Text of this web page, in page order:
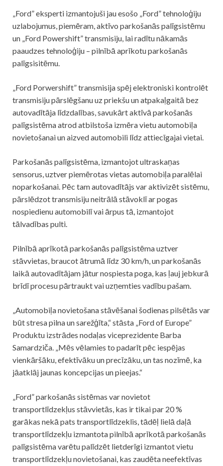
„Ford” eksperti izmantojuši jau esošo „Ford” tehnoloģiju
uzlabojumus, piemēram, aktīvo parkošanās palīgsistēmu
un „Ford Powershift” transmisiju, lai radītu nākamās
paaudzes tehnoloģiju – pilnībā aprīkotu parkošanās
palīgsisitēmu.
„Ford Porwershift” transmisija spēj elektroniski kontrolēt
transmisiju pārslēgšanu uz priekšu un atpakaļgaitā bez
autovadītāja līdzdalības, savukārt aktīvā parkošanās
palīgsistēma atrod atbilstoša izmēra vietu automobiļa
novietošanai un aizved automobili līdz attiecīgajai vietai.
Parkošanās palīgsistēma, izmantojot ultraskaņas
sensorus, uztver piemērotas vietas automobiļa paralēlai
noparkošanai. Pēc tam autovadītājs var aktivizēt sistēmu,
pārslēdzot transmisiju neitrālā stāvoklī ar pogas
nospiedienu automobilī vai ārpus tā, izmantojot
tālvadības pulti.
Pilnībā aprīkotā parkošanās palīgsistēma uztver
stāvvietas, braucot ātrumā līdz 30 km/h, un parkošanās
laikā autovadītājam jātur nospiesta poga, kas ļauj jebkurā
brīdī procesu pārtraukt vai uzņemties vadību pašam.
„Automobiļa novietošana stāvēšanai šodienas pilsētās var
būt stresa pilna un sarežģīta,“ stāsta „Ford of Europe”
Produktu izstrādes nodaļas viceprezidente Barba
Samardziča. „Mēs vēlamies to padarīt pēc iespējas
vienkāršāku, efektīvāku un precīzāku, un tas nozīmē, ka
jāatklāj jaunas koncepcijas un pieejas.“
„Ford” parkošanās sistēmas var novietot
transportlīdzekļus stāvvietās, kas ir tikai par 20 %
garākas nekā pats transportlīdzeklis, tādēļ lielā daļā
transportlīdzekļu izmantota pilnībā aprīkotā parkošanās
palīgsistēma varētu palīdzēt lietderīgi izmantot vietu
transportlīdzekļu novietošanai, kas zaudēta neefektīvas